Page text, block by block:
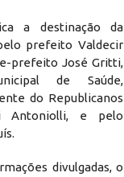
a destinação da
prefeito Valdecir
prefeito José Gritti,
de Saúde,
do Republicanos
Antoniolli, e pelo
divulgadas, o